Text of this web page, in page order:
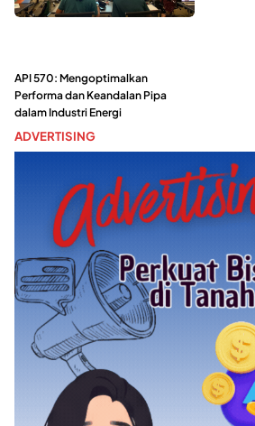
API 570: Mengoptimalkan
Performa dan Keandalan Pipa
dalam Industri Energi
ADVERTISING